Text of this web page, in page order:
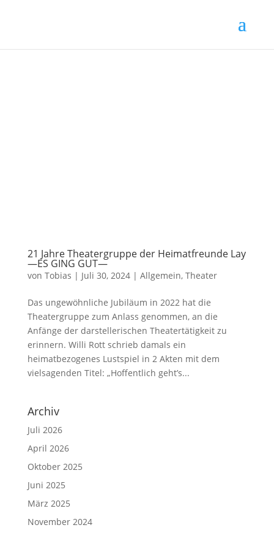
21 Jahre Theatergruppe der Heimatfreunde Lay
—ES GING GUT—
von Tobias | Juli 30, 2024| Allgemein, Theater
Das ungewöhnliche Jubiläum in 2022 hat die
Theatergruppe zum Anlass genommen, an die
Anfänge der darstellerischen Theatertätigkeit zu
erinnern. Willi Rott schrieb damals ein
heimatbezogenes Lustspiel in 2 Akten mit dem
vielsagenden Titel: „Hoffentlich geht’s...
Archiv
Juli 2026
April 2026
Oktober 2025
Juni 2025
März 2025
November 2024